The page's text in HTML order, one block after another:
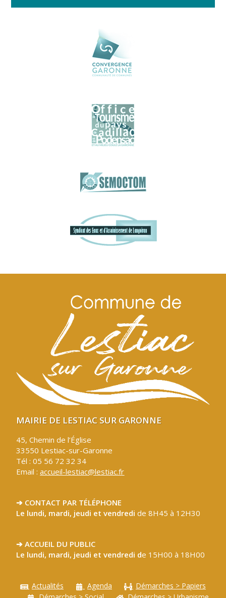
MAIRIE DE LESTIAC SUR GARONNE
45, Chemin de l’Église
33550 Lestiac-sur-Garonne
Tél : 05 56 72 32 34
Email :accueil-lestiac@lestiac.fr
➔ CONTACT PAR TÉLÉPHONE
Le lundi, mardi, jeudi et vendredide 8H45 à 12H30
➔ ACCUEIL DU PUBLIC
Le lundi, mardi, jeudi et vendredi de 15H00 à 18H00
Actualités Agenda
Démarches > Papiers